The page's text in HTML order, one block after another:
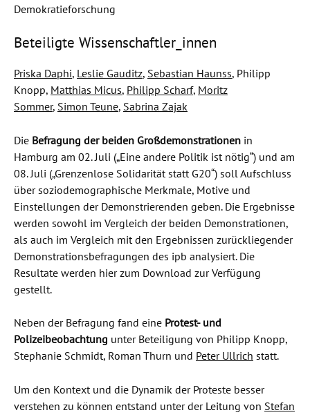
Demokratieforschung
Beteiligte Wissenschaftler_innen
Priska Daphi, Leslie Gauditz, Sebastian Haunss, Philipp
Knopp, Matthias Micus, Philipp Scharf, Moritz
Sommer, Simon Teune, Sabrina Zajak
Die Befragung der beiden Großdemonstrationen in
Hamburg am 02. Juli („Eine andere Politik ist nötig“) und am
08. Juli („Grenzenlose Solidarität statt G20“) soll Aufschluss
über soziodemographische Merkmale, Motive und
Einstellungen der Demonstrierenden geben. Die Ergebnisse
werden sowohl im Vergleich der beiden Demonstrationen,
als auch im Vergleich mit den Ergebnissen zurückliegender
Demonstrationsbefragungen des ipb analysiert. Die
Resultate werden hier zum Download zur Verfügung
gestellt.
Neben der Befragung fand eine Protest- und
Polizeibeobachtung unter Beteiligung von Philipp Knopp,
Stephanie Schmidt, Roman Thurn und Peter Ullrich statt.
Um den Kontext und die Dynamik der Proteste besser
verstehen zu können entstand unter der Leitung von Stefan